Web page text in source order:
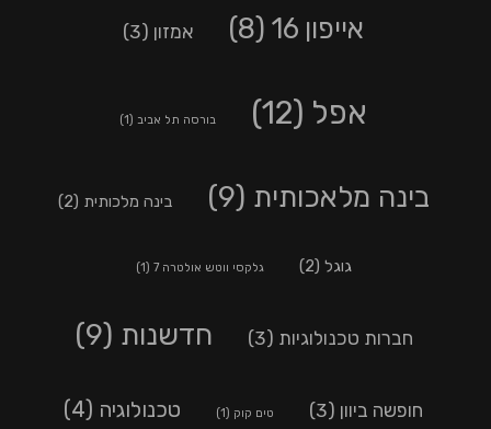
אייפון 16 (8) אמזון (3)
אפל (12) בורסה תל אביב (1)
בינה מלאכותית (9) בינה מלכותית (2)
גוגל (2) גלקסי ווטש אולטרה 7 (1)
חברות טכנולוגיות (3) חדשנות (9)
חופשה ביוון (3) טים קוק (1) טכנולוגיה (4)